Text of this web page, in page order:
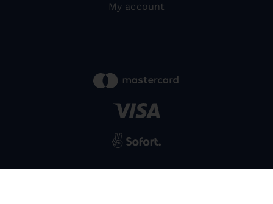
My account